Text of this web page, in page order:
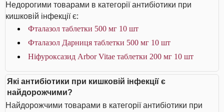
Недорогими товарами в категорії антибіотики при
кишковій інфекції є:
Фталазол таблетки 500 мг 10 шт
Фталазол Дарниця таблетки 500 мг 10 шт
Ніфуроксазид Arbor Vitae таблетки 200 мг 10 шт
Які антибіотики при кишковій інфекції є
найдорожчими?
Найдорожчими товарами в категорії антибіотики при